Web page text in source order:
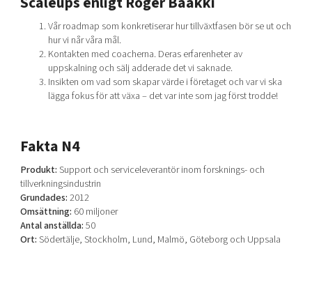
Vår roadmap som konkretiserar hur tillväxtfasen bör se ut och
hur vi når våra mål.
Kontakten med coacherna. Deras erfarenheter av
uppskalning och sälj adderade det vi saknade.
Insikten om vad som skapar värde i företaget och var vi ska
lägga fokus för att växa – det var inte som jag först trodde!
Fakta N4
Produkt:Support och serviceleverantör inom forsknings- och
tillverkningsindustrin
Grundades:2012
Omsättning: 60 miljoner
Antal anställda:50
Ort:Södertälje, Stockholm, Lund, Malmö, Göteborg och Uppsala